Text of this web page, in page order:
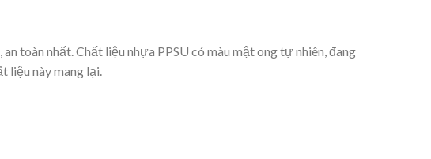
toàn nhất. Chất liệu nhựa PPSU có màu mật ong tự nhiên, đang
liệu này mang lại.